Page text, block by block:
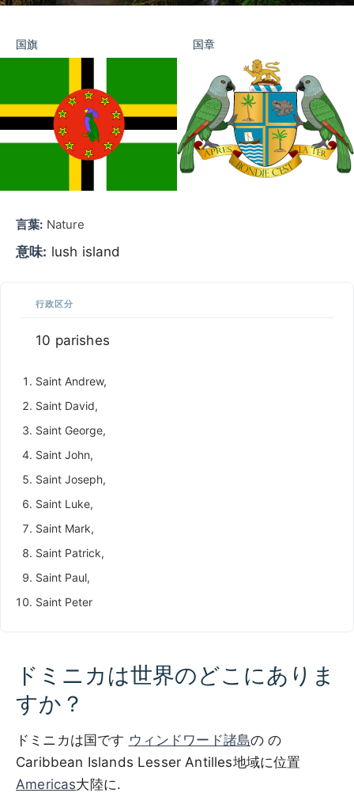
国旗 国章
言葉: Nature
意味: lush island
行政区分
10 parishes
Saint Andrew,
Saint David,
Saint George,
Saint John,
Saint Joseph,
Saint Luke,
Saint Mark,
Saint Patrick,
Saint Paul,
Saint Peter
ドミニカは世界のどこにありま
すか？
ドミニカは国です ウィンドワード諸島の の
Caribbean Islands Lesser Antilles地域に位置
Americas大陸に.